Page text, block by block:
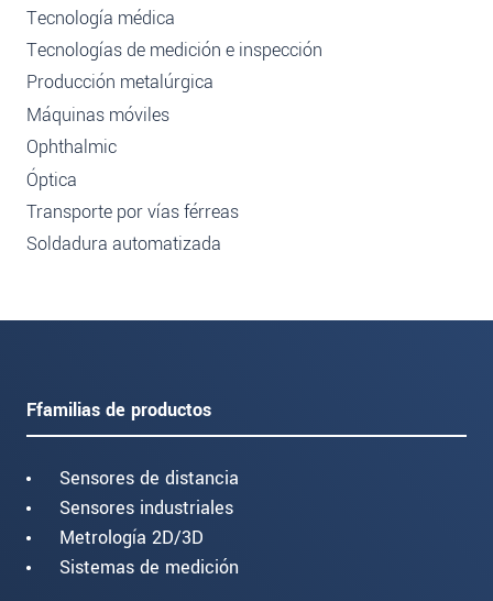
Tecnología médica
Tecnologías de medición e inspección
Producción metalúrgica
Máquinas móviles
Ophthalmic
Óptica
Transporte por vías férreas
Soldadura automatizada
Ffamilias de productos
Sensores de distancia
Sensores industriales
Metrología 2D/3D
Sistemas de medición